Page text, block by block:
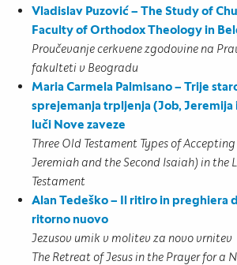
Vladislav Puzović – The Study of
Faculty of Orthodox Theology in
Proučevanje cerkvene zgodovine na
fakulteti v Beogradu
Maria Carmela Palmisano – Trije
sprejemanja trpljenja (Job, Jeremija
luči Nove zaveze
Three Old Testament Types of
Jeremiah and the Second Isaiah) in the
Testament
Alan Tedeško – Il ritiro in preghiera
ritorno nuovo
Jezusov umik v molitev za novo vrnitev
The Retreat of Jesus in the Prayer for a